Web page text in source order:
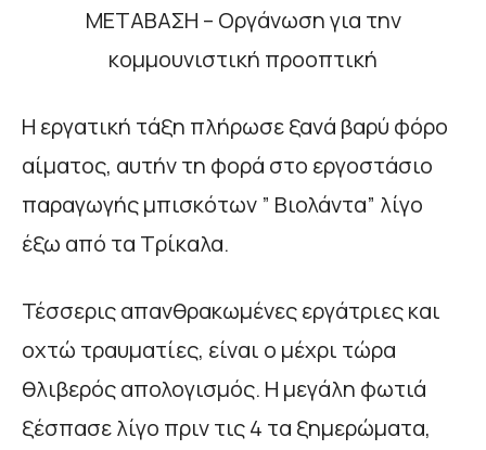
ΜΕΤΑΒΑΣΗ – Οργάνωση για την
κομμουνιστική προοπτική
Η εργατική τάξη πλήρωσε ξανά βαρύ φόρο
αίματος, αυτήν τη φορά στο εργοστάσιο
παραγωγής μπισκότων ” Βιολάντα” λίγο
έξω από τα Τρίκαλα.
Τέσσερις απανθρακωμένες εργάτριες και
οχτώ τραυματίες, είναι ο μέχρι τώρα
θλιβερός απολογισμός. Η μεγάλη φωτιά
ξέσπασε λίγο πριν τις 4 τα ξημερώματα,